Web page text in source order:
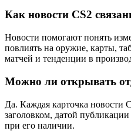
Как новости CS2
Новости помогают понять
повлиять на оружие, карты,
матчей и тенденции в
Можно ли открывать
Да. Каждая карточка новости
заголовком, датой
при его наличии.